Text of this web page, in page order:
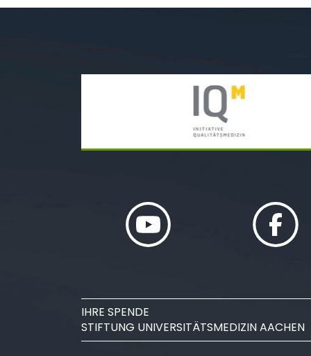
IHRE SPENDE
STIFTUNG UNIVERSITÄTSMEDIZIN AACHEN